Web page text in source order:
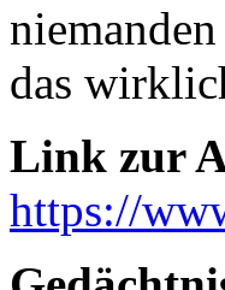
das
Link zur
https://